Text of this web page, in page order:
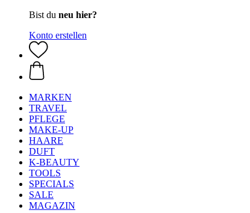
Bist du neu hier?
Konto erstellen
MARKEN
TRAVEL
PFLEGE
MAKE-UP
HAARE
DUFT
K-BEAUTY
TOOLS
SPECIALS
SALE
MAGAZIN